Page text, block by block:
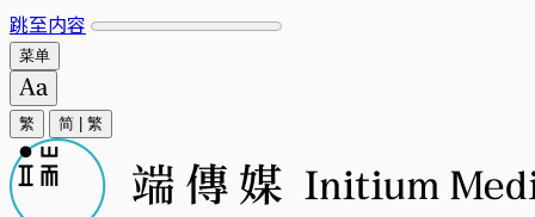
跳至内容
菜单
繁 简 繁